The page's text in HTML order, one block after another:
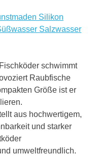
Silikon
Salzwasser
schwimmt
Raubfische
Größe ist er
aus hochwertigem,
und starker
umweltfreundlich.